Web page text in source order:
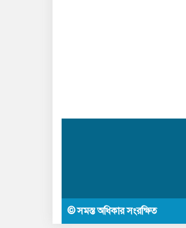
© সমস্ত অধিকার সংরক্ষিত